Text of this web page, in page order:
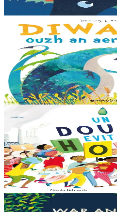
12,00 €
Bannoù-heol
Look out, it's a Dragon!
Eflammez la dragonne est en quête
quand elle trouve la forêt parfaite,
"Ouste ! On ne veut pas de...
En stock13,00 €
Bannoù-heol
Like the Ocean We Rise
Notre planète est immense et
aide – elle a besoin de moi, elle a
qui arrive à point...
En stock
13,00 €
3 ans et plus
Bannoù-heol